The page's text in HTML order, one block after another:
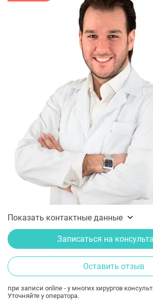
Показать контактные данные
Записаться на
Оставить отзыв
при записи online - у многих хирургов
Уточняйте у оператора.